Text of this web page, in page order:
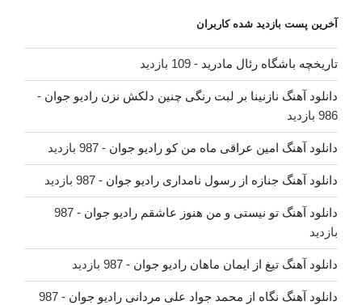
آخرین پست بازدید شده کاربران
تاریخچه باشگاه رئال مادرید - 109 بازدید
دانلود آهنگ نازنینا بر لبت رنگی چنین دلکش نزن رادیو جوان -
986 بازدید
دانلود آهنگ امین عراقی ماه من کو رادیو جوان - 987 بازدید
دانلود آهنگ جنازه از رسول نامداری رادیو جوان - 987 بازدید
دانلود آهنگ تو نیستی و من هنوز عاشقم رادیو جوان
- 987
بازدید
دانلود آهنگ تیغ از ایمان ماهان رادیو جوان - 987 بازدید
دانلود آهنگ نگاه از محمد جواد علی مردانی رادیو جوان
- 987